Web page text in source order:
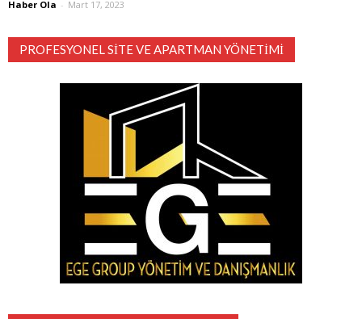
Haber Ola - Mart 17, 2023
PROFESYONEL SITE VE APARTMAN YÖNETIMI